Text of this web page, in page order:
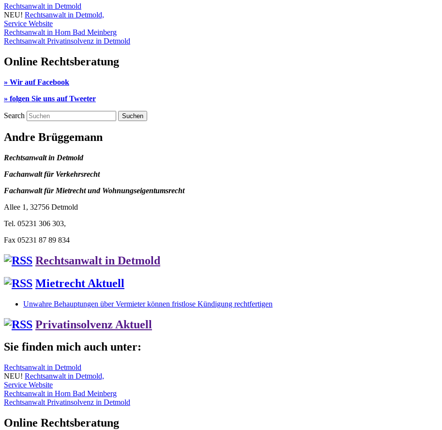
Rechtsanwalt in Detmold
NEU! Rechtsanwalt in Detmold,
Service Website
Rechtsanwalt in Horn Bad Meinberg
Rechtsanwalt Privatinsolvenz in Detmold
Online Rechtsberatung
» Wir auf Facebook
» folgen Sie uns auf Tweeter
Search
Andre Brüggemann
Rechtsanwalt in Detmold
Fachanwalt für Verkehrsrecht
Fachanwalt für Mietrecht und Wohnungseigentumsrecht
Allee 1, 32756 Detmold
Tel. 05231 306 303,
Fax 05231 87 89 834
Rechtsanwalt in Detmold
Mietrecht Aktuell
Unwahre Behauptungen über Vermieter können fristlose Kündigung rechtfertigen
Privatinsolvenz Aktuell
Sie finden mich auch unter:
Rechtsanwalt in Detmold
NEU! Rechtsanwalt in Detmold,
Service Website
Rechtsanwalt in Horn Bad Meinberg
Rechtsanwalt Privatinsolvenz in Detmold
Online Rechtsberatung